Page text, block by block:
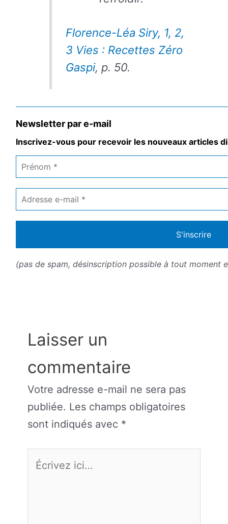
Florence-Léa Siry, 1, 2,
3 Vies : Recettes Zéro
Gaspi, p. 50.
Newsletter par e-mail
Inscrivez-vous pour recevoir les nouveaux articles
e-
mail
*
(pas de spam, désinscription possible à tout moment
Laisser un
commentaire
Votre adresse e-mail ne sera pas
publiée. Les champs obligatoires
sont indiqués avec *
Écrivez